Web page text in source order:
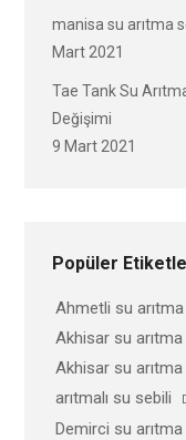
manisa su arıtma
Mart 2021
Tae Tank Su
Değişimi
9 Mart 2021
Popüler
Ahmetli su
Akhisar su arıtma
Akhisar su
arıtmalı su sebili
Demirci su